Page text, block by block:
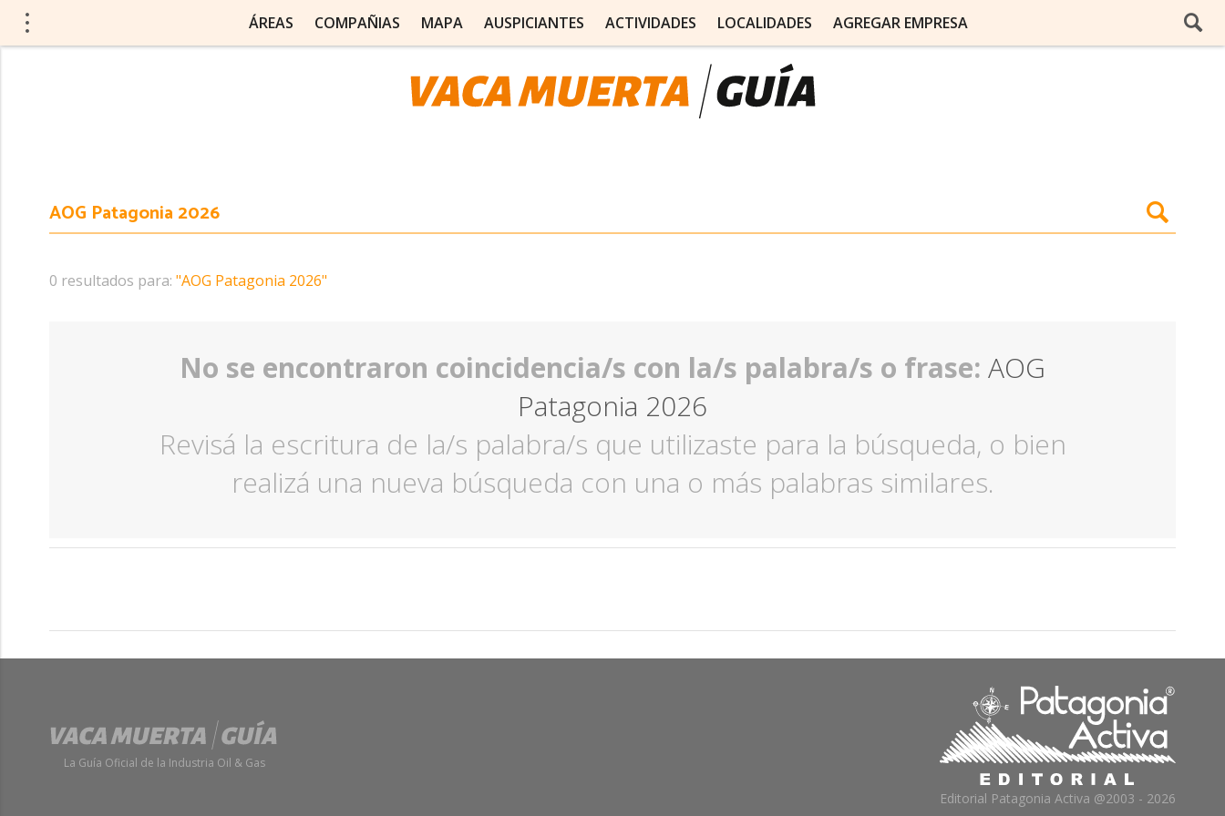
ÁREAS COMPAÑIAS MAPA AUSPICIANTES ACTIVIDADES LOCALIDADES AGREGAR EMPRESA
0 resultados para: "AOG Patagonia 2026"
No se encontraron coincidencia/s con la/s palabra/s o frase: AOG
Patagonia 2026
Revisá la escritura de la/s palabra/s que utilizaste para la búsqueda, o bien
realizá una nueva búsqueda con una o más palabras similares.
La Guía Oficial de la Industria Oil & Gas
Editorial Patagonia Activa @2003 - 2026